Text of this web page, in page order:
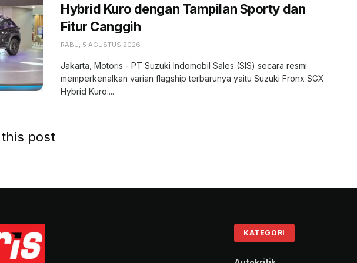
Hybrid Kuro dengan Tampilan Sporty dan
Fitur Canggih
RABU, 5 AGUSTUS 2026
Jakarta, Motoris - PT Suzuki Indomobil Sales (SIS) secara resmi
memperkenalkan varian flagship terbarunya yaitu Suzuki Fronx SGX
Hybrid Kuro....
post
KATEGORI